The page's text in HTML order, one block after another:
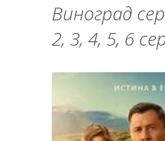
Виноград
2, 3, 4, 5, 6